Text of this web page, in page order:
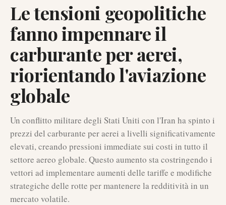
Le tensioni geopolitiche
fanno impennare il
carburante per aerei,
riorientando l'aviazione
globale
Un conflitto militare degli Stati Uniti con l'Iran ha spinto i
prezzi del carburante per aerei a livelli significativamente
elevati, creando pressioni immediate sui costi in tutto il
settore aereo globale. Questo aumento sta costringendo i
vettori ad implementare aumenti delle tariffe e modifiche
strategiche delle rotte per mantenere la redditività in un
mercato volatile.